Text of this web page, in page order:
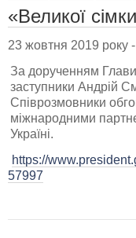
«Великої
23 жовтня 2019 року
За дорученням
заступники Андрій
Співрозмовники
міжнародними
Україні.
https://
57997